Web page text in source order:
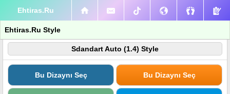
Ehtiras.Ru
Ehtiras.Ru Style
Sdandart Auto (1.4) Style
Bu Dizaynı Seç Bu Dizaynı Seç